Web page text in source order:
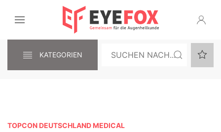
KATEGORIEN
TOPCON DEUTSCHLAND MEDICAL